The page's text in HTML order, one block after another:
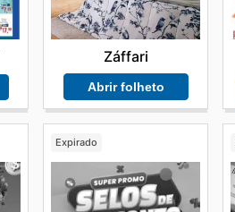
Záffari
Abrir folheto
Expirado